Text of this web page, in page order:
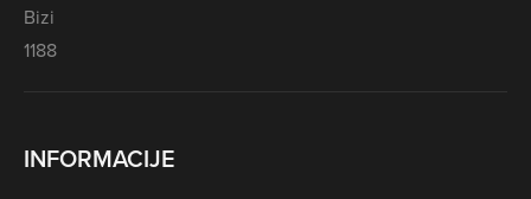
Bizi
1188
INFORMACIJE